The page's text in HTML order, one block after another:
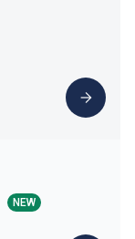
NEW